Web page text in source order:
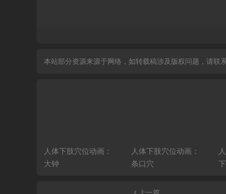
本站部分资源来源于网络，如转载稿涉及版权问题，请联
人体下肢穴位动画：
大钟
人体下肢穴位动画：
条口穴
上一篇